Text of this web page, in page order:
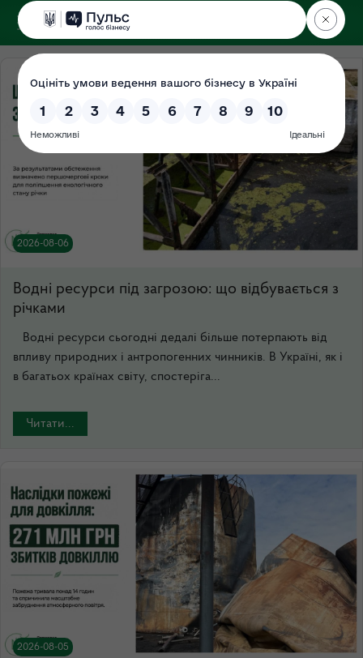
ДЕРЖЕКОІНСПЕКЦІЯ
у Чернігівській області
2026-08-06
Водні ресурси під загрозою: що відбувається з
річками
Водні ресурси сьогодні дедалі більше потерпають від
впливу природних і антропогенних чинників. В Україні, як і
в багатьох країнах світу, спостеріга...
Читати...
2026-08-05